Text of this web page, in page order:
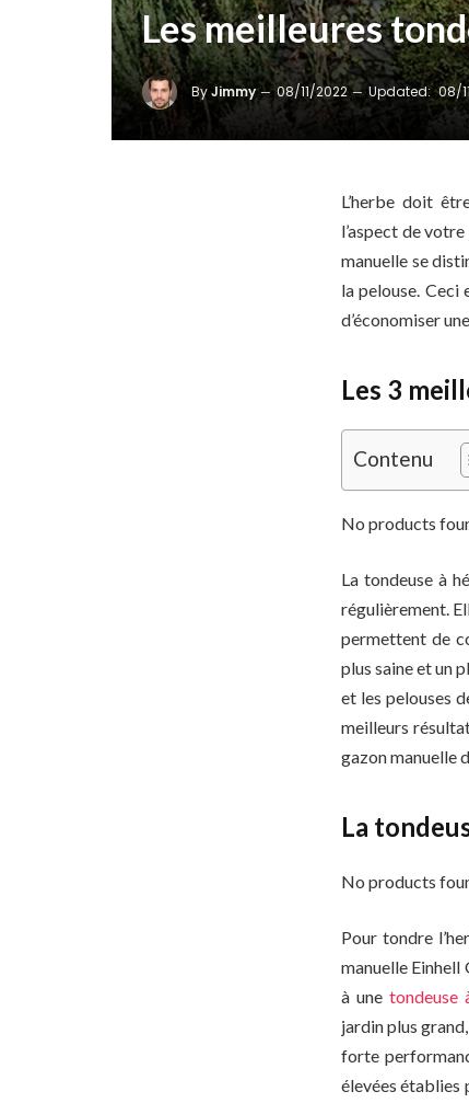
Les meilleures
ByJimmy 08/11/2022 Updated: 08/
L’herbe doit
l’aspect de
manuelle se
la pelouse. Ceci
d’économiser
Les 3
Contenu
No products
La tondeuse à
régulièrement.
permettent de
plus saine et un
et les pelouses
meilleurs
gazon manuelle
La t
No products
Pour tondre
manuelle
à unetondeuse
jardin plus
forte
élevées établies